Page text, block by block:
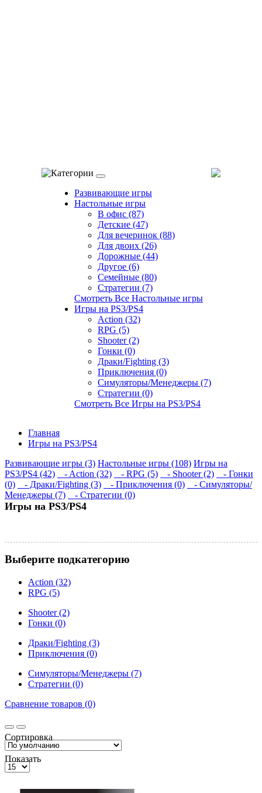
Категории
Развивающие игры
Настольные игры
В офис (87)
Детские (47)
Для вечеринок (88)
Для двоих (26)
Дорожные (44)
Другое (6)
Семейные (80)
Стратегии (7)
Смотреть Все Настольные игры
Игры на PS3/PS4
Action (32)
RPG (5)
Shooter (2)
Гонки (0)
Драки/Fighting (3)
Приключения (0)
Симуляторы/Менеджеры (7)
Стратегии (0)
Смотреть Все Игры на PS3/PS4
Главная
Игры на PS3/PS4
Развивающие игры (3) Настольные игры (108) Игры на
PS3/PS4 (42)
- Action (32) - RPG (5) - Shooter (2)
- Гонки
(0)
- Драки/Fighting (3) - Приключения (0)
- Симуляторы/
Менеджеры (7)
- Стратегии (0)
Игры на PS3/PS4
Выберите подкатегорию
Action (32)
RPG (5)
Shooter (2)
Гонки (0)
Драки/Fighting (3)
Приключения (0)
Симуляторы/Менеджеры (7)
Стратегии (0)
Сравнение товаров (0)
Сортировка
Показать